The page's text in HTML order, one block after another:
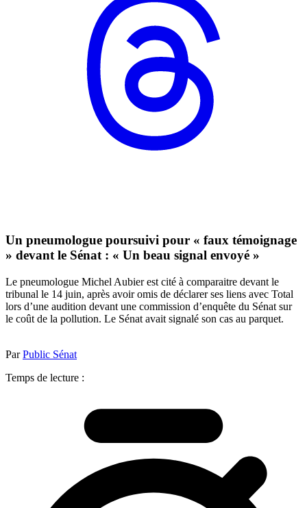
Un pneumologue poursuivi pour « faux témoignage
» devant le Sénat : « Un beau signal envoyé »
Le pneumologue Michel Aubier est cité à comparaitre devant le
tribunal le 14 juin, après avoir omis de déclarer ses liens avec Total
lors d’une audition devant une commission d’enquête du Sénat sur
le coût de la pollution. Le Sénat avait signalé son cas au parquet.
ParPublic Sénat
Temps de lecture :